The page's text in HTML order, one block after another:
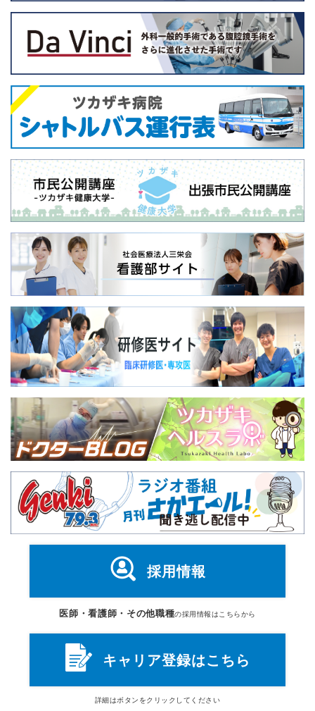
採用情報
医師・看護師・その他職種の採用情報はこちらから
キャリア登録はこちら
詳細はボタン をクリックしてください